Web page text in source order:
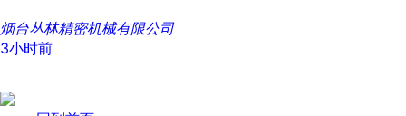
烟台丛林精密机械有限公司
3小时前